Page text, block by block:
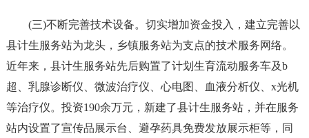
(三)不断完善技术设备。切实增加资金投入，建立完善以
县计生服务站为龙头，乡镇服务站为支点的技术服务网络。
近年来，县计生服务站先后购置了计划生育流动服务车及b
超、乳腺诊断仪、微波治疗仪、心电图、血液分析仪、x光机
等治疗仪。投资190余万元，新建了县计生服务站，并在服务
站内设置了宣传品展示台、避孕药具免费发放展示柜等，同